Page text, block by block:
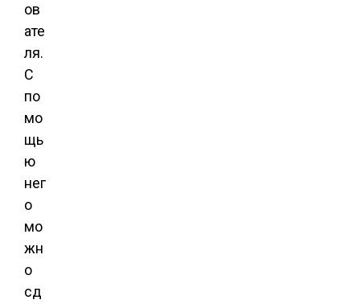
ов
ате
ля.
С
по
мо
щь
ю
нег
о
мо
жн
о
сд